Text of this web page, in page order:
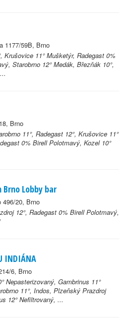
1177/59B, Brno
Krušovice 11° Mušketýr, Radegast 0%
Starobrno 12° Medák, Březňák 10°,
Brno
11°, Radegast 12°, Krušovice 11°
0% Birell Polotmavý, Kozel 10°
Brno Lobby bar
496/20, Brno
12°, Radegast 0% Birell Polotmavý,
INDIÁNA
6, Brno
Nepasterizovaný, Gambrinus 11°
11°, Indos, Plzeňský Prazdroj
12° Nefiltrovaný, ...